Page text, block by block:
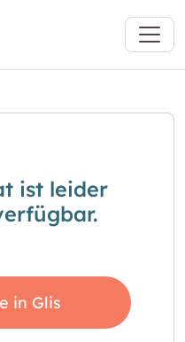
ist leider
in Glis